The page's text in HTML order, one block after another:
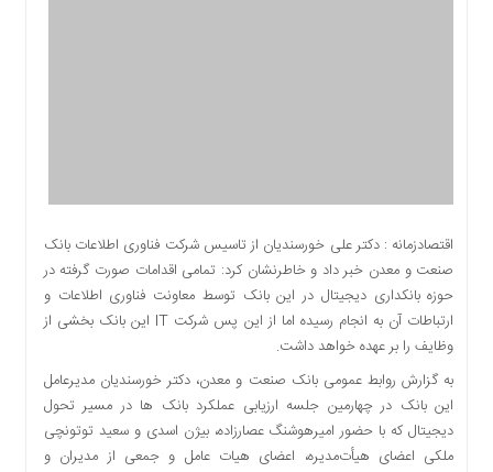
انرژی
فناوری
منظقه
دسترسی
سریع
تماس
اقتصادزمانه : دکتر علی خورسندیان از تاسیس شرکت فناوری اطلاعات بانک
صنعت و معدن خبر داد و خاطرنشان کرد: تمامی اقدامات صورت گرفته در
حوزه بانکداری دیجیتال در این بانک توسط معاونت فناوری اطلاعات و
ارتباطات آن به انجام رسیده اما از این پس شرکت IT این بانک بخشی از
وظایف را بر عهده خواهد داشت.
به گزارش روابط عمومی بانک صنعت و معدن، دکتر خورسندیان مدیرعامل
این بانک در چهارمین جلسه ارزیابی عملکرد بانک ها در مسیر تحول
دیجیتال که با حضور امیرهوشنگ عصارزاده، بیژن اسدی و سعید توتونچی
ملکی اعضای هیأت‌مدیره، اعضای هیات ‌عامل و جمعی از مدیران و